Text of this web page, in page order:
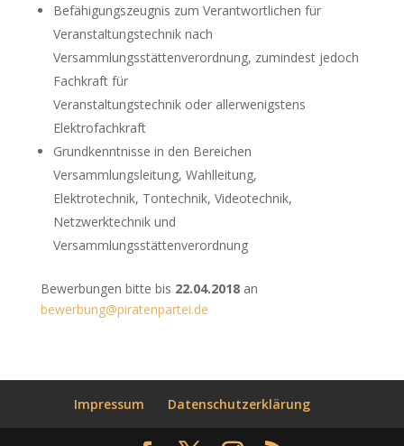
Befähigungszeugnis zum Verantwortlichen für
Veranstaltungstechnik nach
Versammlungsstättenverordnung, zumindest jedoch
Fachkraft für
Veranstaltungstechnik oder allerwenigstens
Elektrofachkraft
Grundkenntnisse in den Bereichen
Versammlungsleitung, Wahlleitung,
Elektrotechnik, Tontechnik, Videotechnik,
Netzwerktechnik und
Versammlungsstättenverordnung
Bewerbungen bitte bis 22.04.2018an
bewerbung@piratenpartei.de
Impressum Datenschutzerklärung